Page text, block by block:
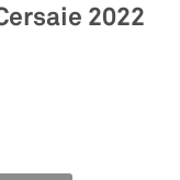
2022